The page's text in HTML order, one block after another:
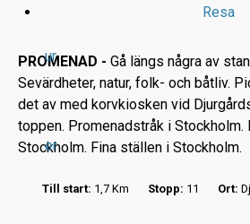
ur
er
Resa
PROMENAD - Gå längs några av
Sevärdheter, natur, folk- och båtliv.
det av med korvkiosken vid
toppen. Promenadstråk i Stockholm.
Stockholm. Fina ställen i Stockholm.
Till start: 1,7 Km Stopp: 11 Ort: